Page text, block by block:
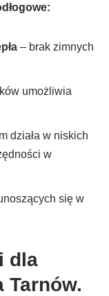
– brak zimnych
umożliwia
działa w niskich
w
się w
dla
Tarnów.